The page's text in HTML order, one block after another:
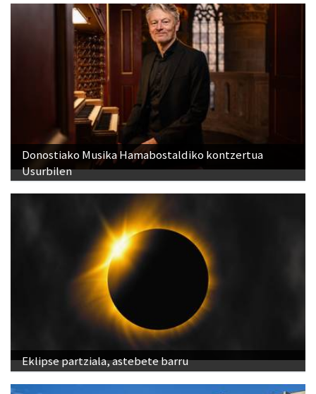
Donostiako Musika Hamabostaldiko kontzertua
Usurbilen
Eklipse partziala, astebete barru